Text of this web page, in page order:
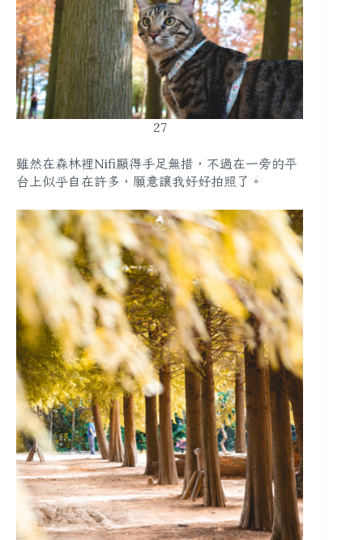
27
雖然在森林裡Nifi顯得手足無措，不過在一旁的平
台上似乎自在許多，願意讓我好好拍照了。